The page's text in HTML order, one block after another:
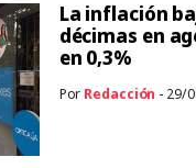
La inflación
décimas en
en 0,3%
Por Redacción - 29/